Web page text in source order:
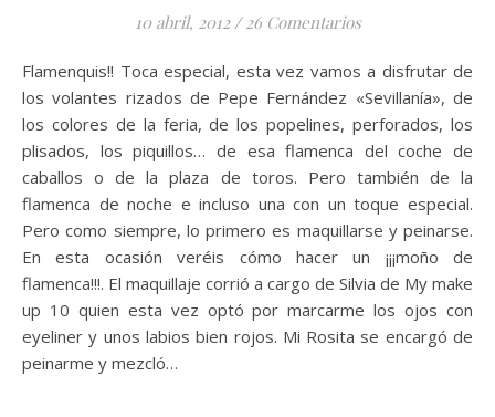
10 abril, 2012 / 26 Comentarios
Flamenquis!! Toca especial, esta vez vamos a disfrutar de
los volantes rizados de Pepe Fernández «Sevillanía», de
los colores de la feria, de los popelines, perforados, los
plisados, los piquillos… de esa flamenca del coche de
caballos o de la plaza de toros. Pero también de la
flamenca de noche e incluso una con un toque especial.
Pero como siempre, lo primero es maquillarse y peinarse.
En esta ocasión veréis cómo hacer un ¡¡¡moño de
flamenca!!!. El maquillaje corrió a cargo de Silvia de My make
up 10 quien esta vez optó por marcarme los ojos con
eyeliner y unos labios bien rojos. Mi Rosita se encargó de
peinarme y mezcló…